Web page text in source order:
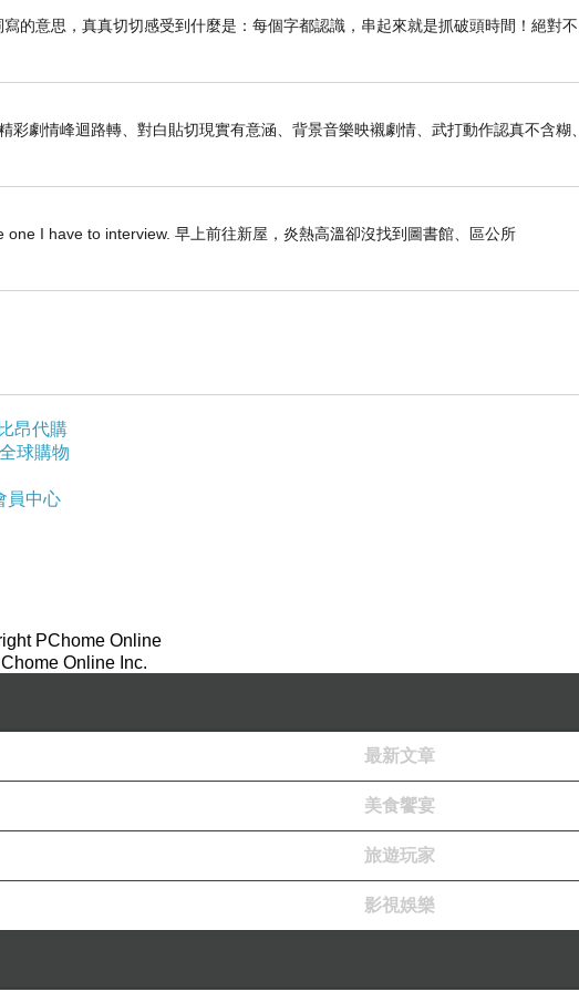
的意思，真真切切感受到什麼是：每個字都認識，串起來就是抓破頭時間！絕對不
劇情峰迴路轉、對白貼切現實有意涵、背景音樂映襯劇情、武打動作認真不含糊、
I have to interview. 早上前往新屋，炎熱高溫卻沒找到圖書館、區公所
昂代購
全球購物
員中心
PChome Online
Online Inc.
最新文章
美食饗宴
旅遊玩家
影視娛樂